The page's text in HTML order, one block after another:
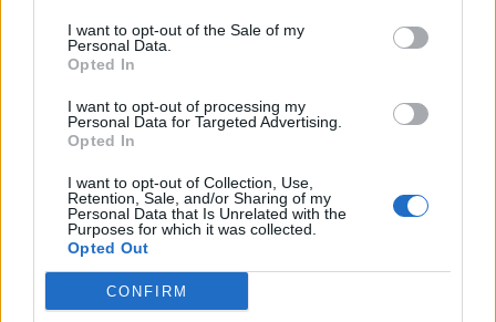
I want to opt-out of the Sale of my
Personal Data.
Opted In
I want to opt-out of processing my
Personal Data for Targeted Advertising.
Opted In
I want to opt-out of Collection, Use,
Retention, Sale, and/or Sharing of my
Personal Data that Is Unrelated with the
Purposes for which it was collected.
Opted Out
CONFIRM